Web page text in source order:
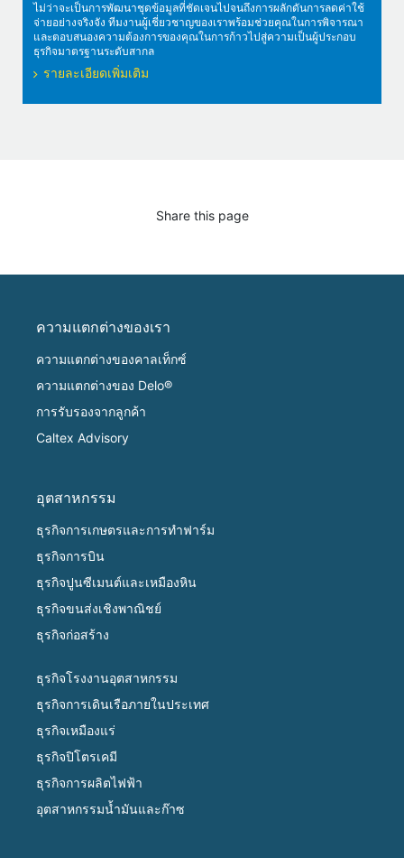
ไม่ว่าจะเป็นการพัฒนาชุดข้อมูลที่ชัดเจนไปจนถึงการผลักดันการลดค่าใช้
จ่ายอย่างจริงจัง ทีมงานผู้เชี่ยวชาญของเราพร้อมช่วยคุณในการพิจารณา
และตอบสนองความต้องการของคุณในการก้าวไปสู่ความเป็นผู้ประกอบ
ธุรกิจมาตรฐานระดับสากล
รายละเอียดเพิ่มเติม
Share this page
ความแตกต่างของเรา
ความแตกต่างของคาลเท็กซ์
ความแตกต่างของ Delo®
การรับรองจากลูกค้า
Caltex Advisory
อุตสาหกรรม
ธุรกิจการเกษตรและการทำฟาร์ม
ธุรกิจการบิน
ธุรกิจปูนซีเมนต์และเหมืองหิน
ธุรกิจขนส่งเชิงพาณิชย์
ธุรกิจก่อสร้าง
ธุรกิจโรงงานอุตสาหกรรม
ธุรกิจการเดินเรือภายในประเทศ
ธุรกิจเหมืองแร่
ธุรกิจปิโตรเคมี
ธุรกิจการผลิตไฟฟ้า
อุตสาหกรรมน้ำมันและก๊าซ